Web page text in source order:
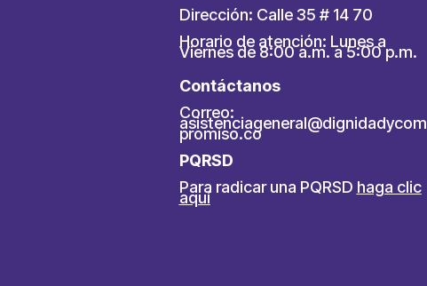
Dirección: Calle 35 # 14 70
Horario de atención: Lunes a
Viernes de 8:00 a.m. a 5:00 p.m.
Contáctanos
Correo:
asistenciageneral@dignidadycom
promiso.co
PQRSD
Para radicar una PQRSD haga clic
aquí